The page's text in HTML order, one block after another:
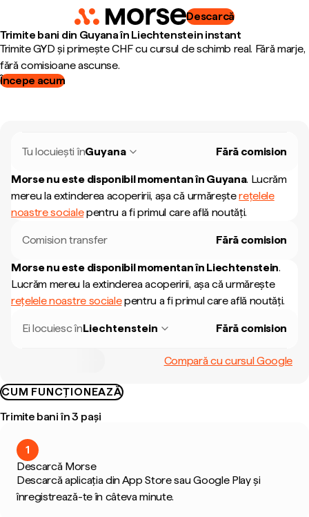
Descarcă
Trimite bani din Guyana în Liechtenstein instant
Trimite GYD și primește CHF cu cursul de schimb real. Fără marje,
fără comisioane ascunse.
Începe acum
Tu locuiești înGuyana Fără comision
Morse nu este disponibil momentan în Guyana. Lucrăm
mereu la extinderea acoperirii, așa că urmăreșterețelele
noastre socialepentru a fi primul care află noutăți.
Comision transfer Fără comision
Morse nu este disponibil momentan în Liechtenstein.
Lucrăm mereu la extinderea acoperirii, așa că urmărește
rețelele noastre socialepentru a fi primul care află noutăți.
Ei locuiesc înLiechtenstein Fără comision
Compară cu cursul Google
CUM FUNCȚIONEAZĂ
Trimite bani în 3 pași
1
Descarcă Morse
Descarcă aplicația din App Store sau Google Play și
înregistrează-te în câteva minute.